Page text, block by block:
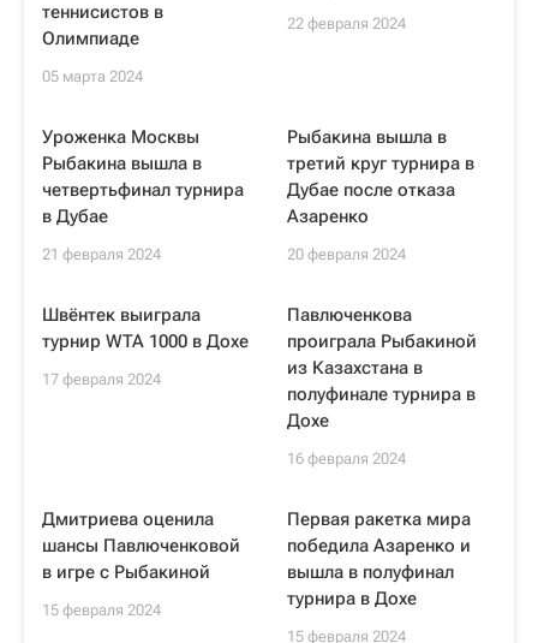
теннисистов в
Олимпиаде
05 марта 2024
22 февраля 2024
Уроженка Москвы
Рыбакина вышла в
четвертьфинал турнира
в Дубае
21 февраля 2024
Рыбакина вышла в
третий круг турнира в
Дубае после отказа
Азаренко
20 февраля 2024
Швёнтек выиграла
турнир WTA 1000 в Дохе
17 февраля 2024
Павлюченкова
проиграла Рыбакиной
из Казахстана в
полуфинале турнира в
Дохе
16 февраля 2024
Дмитриева оценила
шансы Павлюченковой
в игре с Рыбакиной
15 февраля 2024
Первая ракетка мира
победила Азаренко и
вышла в полуфинал
турнира в Дохе
15 февраля 2024